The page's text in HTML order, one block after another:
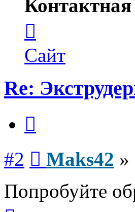
пользователя
Maks42
Сайт
Re:
#2 Maks42 »
Попробуйте